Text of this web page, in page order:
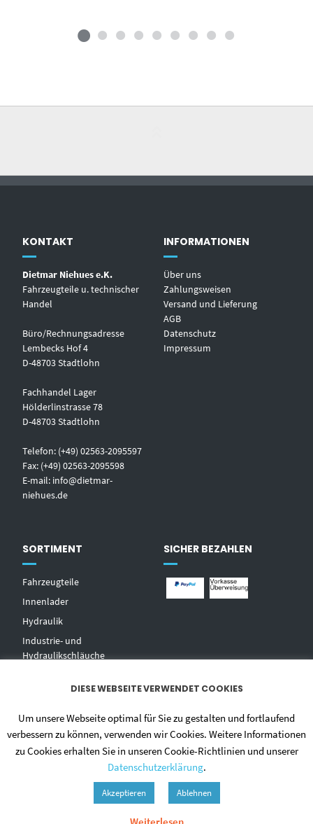
KONTAKT
Dietmar Niehues e.K.
Fahrzeugteile u. technischer
Handel
Büro/Rechnungsadresse
Lembecks Hof 4
D-48703 Stadtlohn
Fachhandel Lager
Hölderlinstrasse 78
D-48703 Stadtlohn
Telefon: (+49) 02563-2095597
Fax: (+49) 02563-2095598
E-mail: info@dietmar-
niehues.de
INFORMATIONEN
Über uns
Zahlungsweisen
Versand und Lieferung
AGB
Datenschutz
Impressum
SORTIMENT
Fahrzeugteile
Innenlader
Hydraulik
Industrie- und
Hydraulikschläuche
Zentralschmierungen
Hochdruckwaschgeräte und
SICHER BEZAHLEN
DIESE WEBSEITE VERWENDET COOKIES
Um unsere Webseite optimal für Sie zu gestalten und fortlaufend
verbessern zu können, verwenden wir Cookies. Weitere Informationen
zu Cookies erhalten Sie in unseren Cookie-Richtlinien und unserer
Datenschutzerklärung.
Akzeptieren Ablehnen